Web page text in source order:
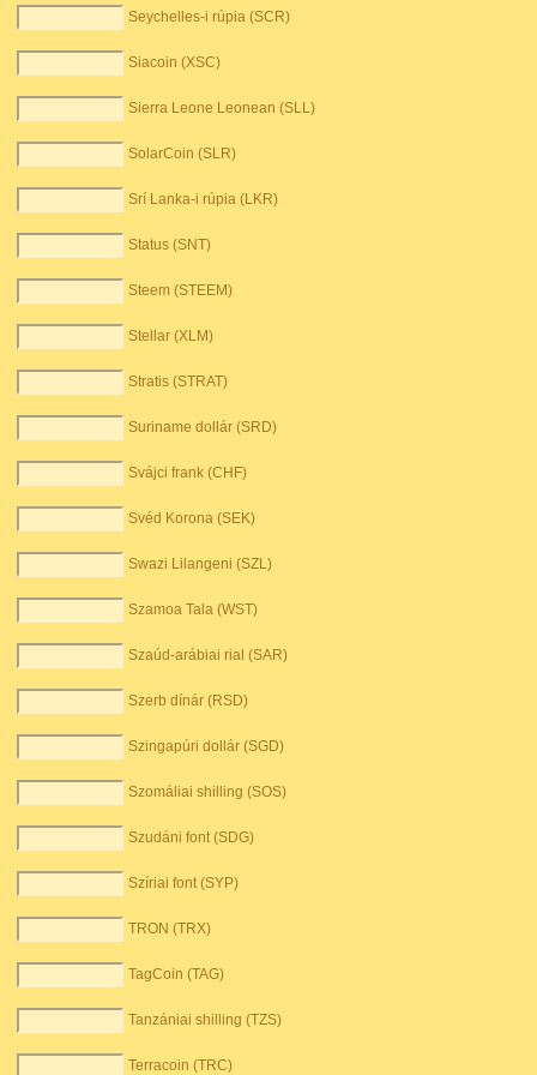
Seychelles-i rúpia (SCR)
Siacoin (XSC)
Sierra Leone Leonean (SLL)
SolarCoin (SLR)
Srí Lanka-i rúpia (LKR)
Status (SNT)
Steem (STEEM)
Stellar (XLM)
Stratis (STRAT)
Suriname dollár (SRD)
Svájci frank (CHF)
Svéd Korona (SEK)
Swazi Lilangeni (SZL)
Szamoa Tala (WST)
Szaúd-arábiai rial (SAR)
Szerb dínár (RSD)
Szingapúri dollár (SGD)
Szomáliai shilling (SOS)
Szudáni font (SDG)
Szíriai font (SYP)
TRON (TRX)
TagCoin (TAG)
Tanzániai shilling (TZS)
Terracoin (TRC)